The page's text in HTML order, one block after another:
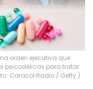
orden ejecutiva que
psicodélicas para tratar
Caracol Radio / Getty )